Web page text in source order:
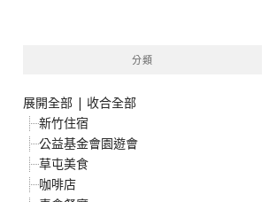
分類
展開全部 | 收合全部
新竹住宿
公益基金會園遊會
草屯美食
咖啡店